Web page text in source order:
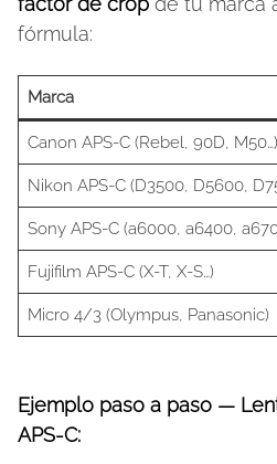
fórmula:
Marca
Canon APS-C (Rebel, 90D, M50…)
Nikon APS-C (D3500, D5600,
Sony APS-C (a6000, a6400,
Fujifilm APS-C (X-T, X-S…)
Micro 4/3 (Olympus, Panasonic)
Ejemplo paso a paso —
APS-C: